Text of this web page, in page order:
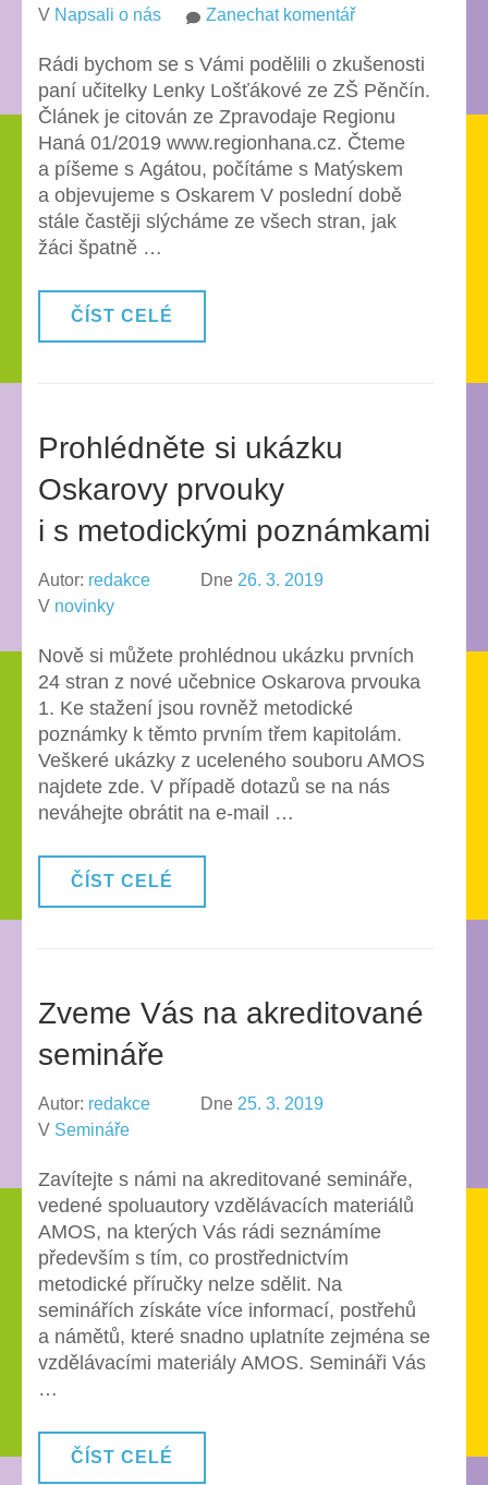
V Napsali o nás Zanechat komentářna
pilotní
školy
ZŠ
Pěnčín
Rádi bychom se s Vámi podělili o zkušenosti
paní učitelky Lenky Lošťákové ze ZŠ Pěnčín.
Článek je citován ze Zpravodaje Regionu
Haná 01/2019 www.regionhana.cz. Čteme
a píšeme s Agátou, počítáme s Matýskem
a objevujeme s Oskarem V poslední době
stále častěji slýcháme ze všech stran, jak
žáci špatně …
ČÍST CELÉ
Prohlédněte si ukázku
Oskarovy prvouky
i s metodickými poznámkami
Autor: redakce Dne 26. 3. 2019
V novinky
Nově si můžete prohlédnou ukázku prvních
24 stran z nové učebnice Oskarova prvouka
1. Ke stažení jsou rovněž metodické
poznámky k těmto prvním třem kapitolám.
Veškeré ukázky z uceleného souboru AMOS
najdete zde. V případě dotazů se na nás
neváhejte obrátit na e-mail …
ČÍST CELÉ
Zveme Vás na akreditované
semináře
Autor: redakce Dne 25. 3. 2019
V Semináře
Zavítejte s námi na akreditované semináře,
vedené spoluautory vzdělávacích materiálů
AMOS, na kterých Vás rádi seznámíme
především s tím, co prostřednictvím
metodické příručky nelze sdělit. Na
seminářích získáte více informací, postřehů
a námětů, které snadno uplatníte zejména se
vzdělávacími materiály AMOS. Semináři Vás
…
ČÍST CELÉ